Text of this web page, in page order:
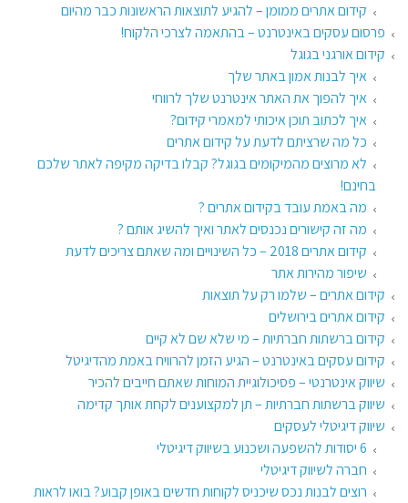
קידום אתרים ממומן – להגיע לתוצאות הראשונות כבר מהיום
פרסום עסקים באינטרנט – בהתאמה לצרכי הלקוח!
קידום אורגני בגוגל
איך לבנות אמון באתר שלך
איך להפוך את האתר אינטרנט שלך לרווחי
איך לכתוב תוכן איכותי למאמרי קידום?
כל מה שרציתם לדעת על קידום אתרים
לא מרוצים מהמיקומים בגוגל? קבלו בדיקה מקיפה לאתר שלכם
בחינם!
מה באמת עובד בקידום אתרים ?
מה זה קישורים נכנסים לאתר ואיך להשיג אותם ?
קידום אתרים 2018 – כל השינויים ומה שאתם צריכים לדעת
שיפור מהירות אתר
קידום אתרים – שלמו רק על תוצאות
קידום אתרים בירושלים
קידום ברשתות חברתיות – מי שלא שם לא קיים
קידום עסקים באינטרנט – הגיע הזמן להרוויח באמת מהדיגיטל
שיווק אינטרנטי – פסיכולוגיית המוחות שאתם חייבים להכיר
שיווק ברשתות חברתיות – תן למקצוענים לקחת אותך קדימה
שיווק דיגיטלי לעסקים
6 יסודות להשפעה ושכנוע בשיווק דיגיטלי
חברה לשיווק דיגיטלי
רוצים לבנות נכס שיכניס לקוחות חדשים באופן קבוע? בואו לראות